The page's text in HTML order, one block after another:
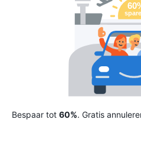
Bespaar tot 60%. Gratis